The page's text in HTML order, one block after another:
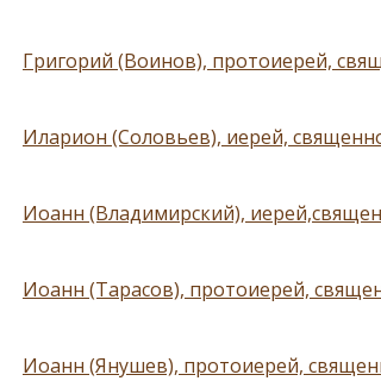
Григорий (Воинов), протоиерей,
Иларион (Соловьев), иерей,
Иоанн (Владимирский),
Иоанн (Тарасов), протоиерей,
Иоанн (Янушев), протоиерей,